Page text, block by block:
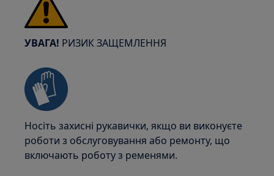
УВАГА! РИЗИК ЗАЩЕМЛЕННЯ
Носіть захисні рукавички, якщо ви виконуєте
роботи з обслуговування або ремонту, що
включають роботу з ременями.